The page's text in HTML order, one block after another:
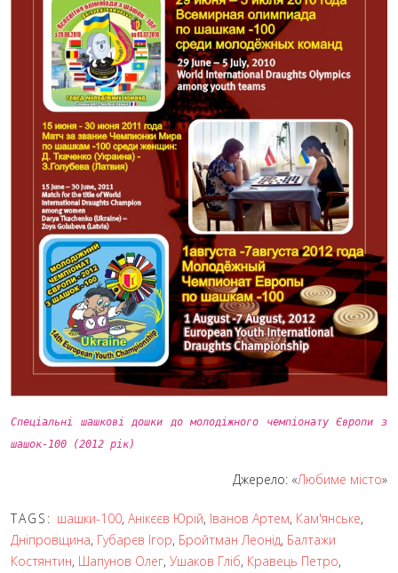
Спеціальні шашкові дошки до молодіжного чемпіонату Європи з
шашок-100 (2012 рік)
Джерело: «Любиме місто»
TAGS: шашки-100, Анікєєв Юрій, Іванов Артем, Кам'янське,
Дніпровщина, Губарєв Ігор, Бройтман Леонід, Балтажи
Костянтин, Шапунов Олег, Ушаков Гліб, Кравець Петро,